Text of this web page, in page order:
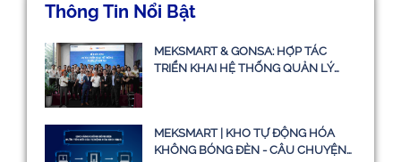
Thông Tin Nổi Bật
MEKSMART & GONSA: HỢP TÁC
TRIỂN KHAI HỆ THỐNG QUẢN LÝ
MEKSMART | KHO TỰ ĐỘNG HÓA
KHÔNG BÓNG ĐÈN - CÂU CHUYỆN